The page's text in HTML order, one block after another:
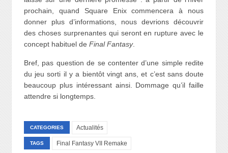
prochain, quand Square Enix commencera à nous
donner plus d’informations, nous devrions découvrir
des choses surprenantes qui seront en rupture avec le
concept habituel de Final Fantasy.
Bref, pas question de se contenter d’une simple redite
du jeu sorti il y a bientôt vingt ans, et c’est sans doute
beaucoup plus intéressant ainsi. Dommage qu’il faille
attendre si longtemps.
CATEGORIES Actualités
TAGS Final Fantasy VII Remake